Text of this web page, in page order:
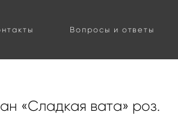
Вопросы и ответы
«Сладкая вата» роз.